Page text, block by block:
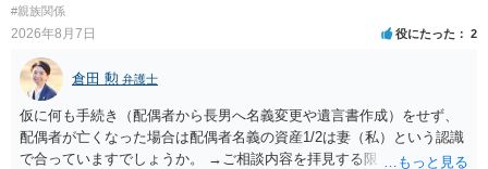
#親族関係
2026年8月7日 役にたった 2
倉田 勲 弁護士
仮に何も手続き（配偶者から長男へ名義変更や遺言書作成）をせず、
配偶者が亡くなった場合は配偶者名義の資産1/2は妻（私）という認識
で合っていますでしょうか。 →ご相談内容を拝見する限りでは、その